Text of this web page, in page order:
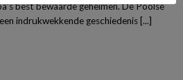
best bewaarde geheimen. De Poolse
indrukwekkende geschiedenis [...]